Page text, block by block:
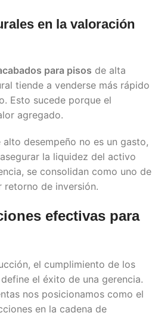
en la valoración
para pisos de alta
tiende a venderse más rápido
Esto sucede porque el
agregado.
desempeño no es un gasto,
la liquidez del activo
se consolidan como uno de
retorno de inversión.
efectivas para
el cumplimiento de los
el éxito de una gerencia.
nos posicionamos como el
en la cadena de